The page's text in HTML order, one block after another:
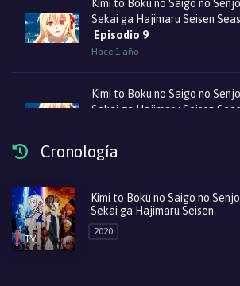
Kimi to Boku no Saigo no
Sekai ga Hajimaru Seisen
Episodio 9
Hace 1 año
Kimi to Boku no Saigo no
Sekai ga Hajimaru Seisen
Sekai ga Hajimaru Seisen
Episodio 7
Hace 1 año
Cronología
TV
Kimi to Boku no Saigo no
Sekai ga Hajimaru Seisen
2020